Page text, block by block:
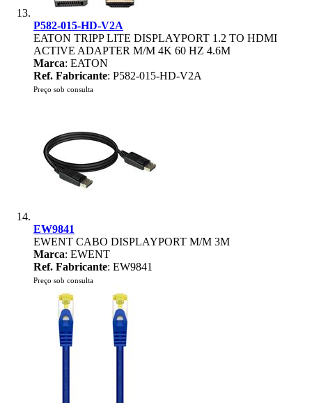
P582-015-HD-V2A
EATON TRIPP LITE DISPLAYPORT 1.2 TO HDMI
ACTIVE ADAPTER M/M 4K 60 HZ 4.6M
Marca: EATON
Ref. Fabricante: P582-015-HD-V2A
Preço sob consulta
EW9841
EWENT CABO DISPLAYPORT M/M 3M
Marca: EWENT
Ref. Fabricante: EW9841
Preço sob consulta